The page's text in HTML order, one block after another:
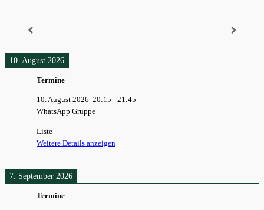
10. August 2026
Termine
10. August 2026 20:15 - 21:45
WhatsApp Gruppe
Liste
Weitere Details anzeigen
7. September 2026
Termine